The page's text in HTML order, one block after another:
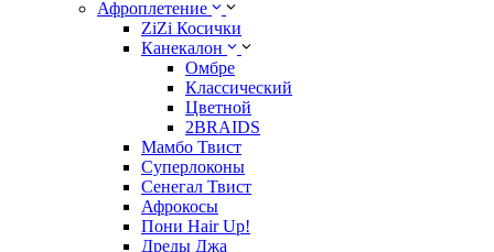
Афроплетение
ZiZi Косички
Канекалон
Омбре
Классический
Цветной
2BRAIDS
Мамбо Твист
Суперлоконы
Сенегал Твист
Афрокосы
Пони Hair Up!
Дреды Джа